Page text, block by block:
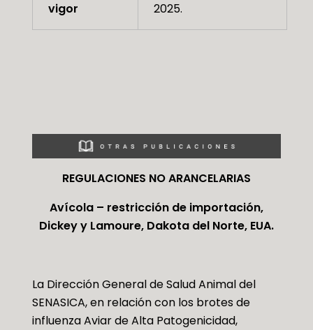
vigor
2025.
REGULACIONES NO ARANCELARIAS
Avícola – restricción de importación,
Dickey y Lamoure, Dakota del Norte, EUA.
La Dirección General de Salud Animal del
SENASICA, en relación con los brotes de
influenza Aviar de Alta Patogenicidad,